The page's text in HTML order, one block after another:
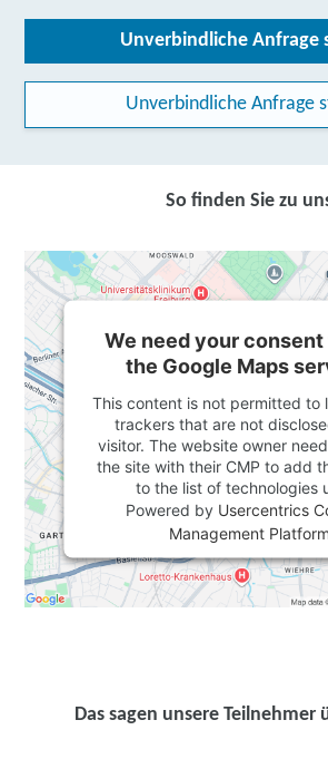
Unverbindliche Anfrage
Unverbindliche Anfrage
So finden Sie zu
We need your consent
the Google Maps
This content is not permitted to
trackers that are not
visitor. The website owner
the site with their CMP to add
to the list of technologies
Powered by Usercentrics
Management Platform
Das sagen unsere Teilnehmer